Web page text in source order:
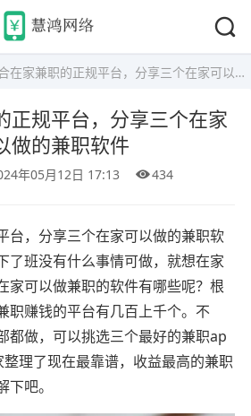
在家兼职的正规平台，分享三个在家可以做的兼职软件
正规平台，分享三个在家
做的兼职软件
年05月12日 17:13 434
台，分享三个在家可以做的兼职软
了班没有什么事情可做，就想在家
家可以做兼职的软件有哪些呢？根
职赚钱的平台有几百上千个。不
都做，可以挑选三个最好的兼职ap
理了现在最靠谱，收益最高的兼职
吧。